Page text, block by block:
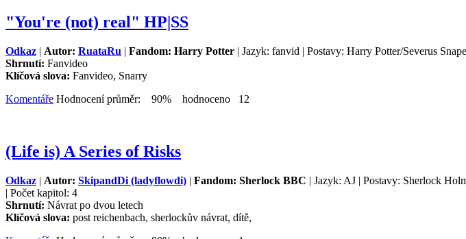
"You're (not) real" HP|SS
Odkaz | Autor: RuataRu | Fandom: Harry Potter | Jazyk: fanvid | Postavy: Harry Potter/Severus
Shrnutí: Fanvideo
Klíčová slova: Fanvideo, Snarry
Komentáře Hodnocení průměr: 90% hodnoceno 12
(Life is) A Series of Risks
Odkaz | Autor: SkipandDi (ladyflowdi) | Fandom: Sherlock BBC | Jazyk: AJ | Postavy: Sherlock
| Počet kapitol: 4
Shrnutí: Návrat po dvou letech
Klíčová slova: post reichenbach, sherlockův návrat, dítě,